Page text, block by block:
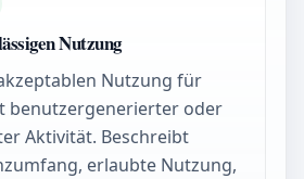
Nutzung
Nutzung für
benutzergenerierter oder
Aktivität. Beschreibt
erlaubte Nutzung,